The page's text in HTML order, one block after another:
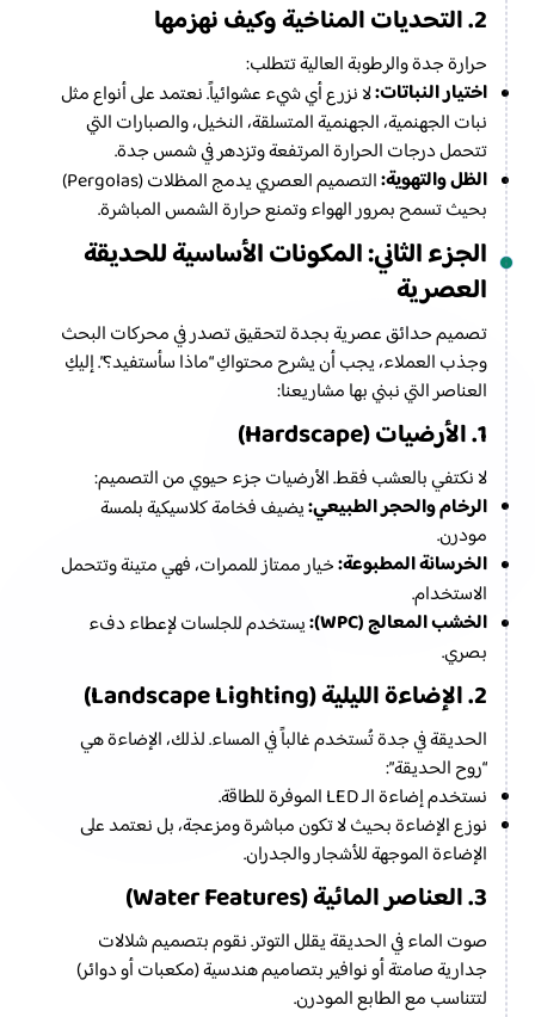
2. التحديات المناخية وكيف نهزمها
حرارة جدة والرطوبة العالية تتطلب:
اختيار النباتات:لا نزرع أي شيء عشوائياً. نعتمد على أنواع مثل
نبات الجهنمية، الجهنمية المتسلقة، النخيل، والصبارات التي
تتحمل درجات الحرارة المرتفعة وتزدهر في شمس جدة.
الظل والتهوية:
التصميم العصري يدمج المظلات (Pergolas)
بحيث تسمح بمرور الهواء وتمنع حرارة الشمس المباشرة.
الجزء الثاني: المكونات الأساسية للحديقة
العصرية
تصميم حدائق عصرية بجدة لتحقيق تصدر في محركات البحث
وجذب العملاء، يجب أن يشرح محتواكِ “ماذا سأستفيد؟”. إليكِ
العناصر التي نبني بها مشاريعنا:
1. الأرضيات (Hardscape)
لا نكتفي بالعشب فقط. الأرضيات جزء حيوي من التصميم:
الرخام والحجر الطبيعي:يضيف فخامة كلاسيكية بلمسة
مودرن.
الخرسانة المطبوعة:خيار ممتاز للممرات، فهي متينة وتتحمل
الاستخدام.
الخشب المعالج (WPC):
يستخدم للجلسات لإعطاء دفء
بصري.
2. الإضاءة الليلية (Landscape Lighting)
الحديقة في جدة تُستخدم غالباً في المساء. لذلك، الإضاءة هي
“روح الحديقة”:
نستخدم إضاءة الـ LED الموفرة للطاقة.
نوزع الإضاءة بحيث لا تكون مباشرة ومزعجة، بل نعتمد على
الإضاءة الموجهة للأشجار والجدران.
3. العناصر المائية (Water Features)
صوت الماء في الحديقة يقلل التوتر. نقوم بتصميم شلالات
جدارية صامتة أو نوافير بتصاميم هندسية (مكعبات أو دوائر)
لتتناسب مع الطابع المودرن.